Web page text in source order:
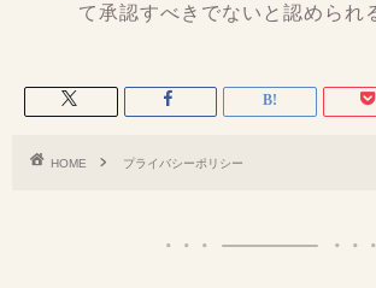
て承認すべきでないと認められ
HOME プライバシーポリシー